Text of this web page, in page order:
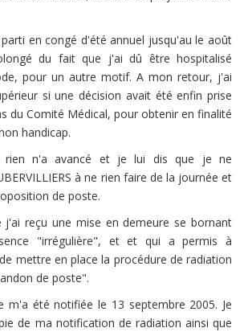
en congé d'été annuel jusqu'au le août
du fait que j'ai dû être hospitalisé
pour un autre motif. A mon retour, j'ai
si une décision avait été enfin prise
du Comité Médical, pour obtenir en finalité
handicap.
rien n'a avancé et je lui dis que je ne
à ne rien faire de la journée et
de poste.
j'ai reçu une mise en demeure se bornant
"irrégulière", et et qui a permis à
de mettre en place la procédure de radiation
de poste".
m'a été notifiée le 13 septembre 2005. Je
de ma notification de radiation ainsi que